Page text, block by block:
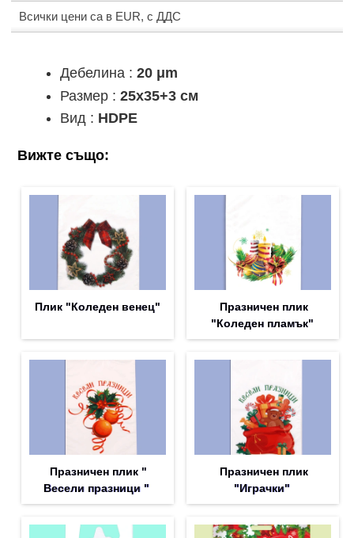
Всички цени са в EUR, с ДДС
Дебелина : 20 μm
Размер : 25x35+3 см
Вид : HDPE
Вижте също:
Плик "Коледен венец"
Празничен плик
"Коледен пламък"
Празничен плик "
Весели празници "
Празничен плик
"Играчки"